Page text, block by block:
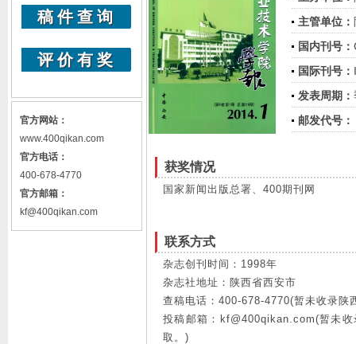
稿件查询
评价有奖
官方网站：
www.400qikan.com
官方电话：
400-678-4770
官方邮箱：
kf@400qikan.com
主管单位：
国内刊号：
国际刊号：
发表周期：
邮发代号：
获奖情况
国家新闻出版总署、400期刊网
联系方式
杂志创刊时间：1998年
杂志社地址：陕西省西安市
查稿电话：400-678-4770(暂未收录陕
投稿邮箱：kf@400qikan.com(暂未
取。)